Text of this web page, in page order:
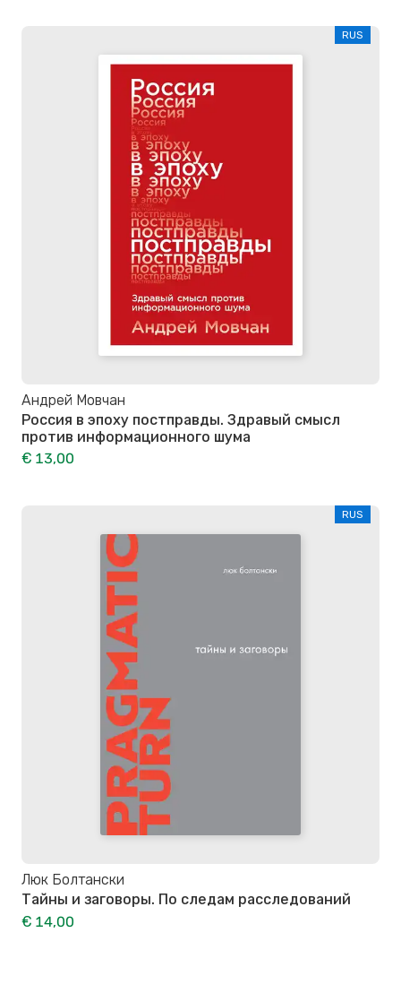
RUS
Андрей Мовчан
Россия в эпоху постправды. Здравый смысл
против информационного шума
€ 13,00
RUS
Люк Болтански
Тайны и заговоры. По следам расследований
€ 14,00